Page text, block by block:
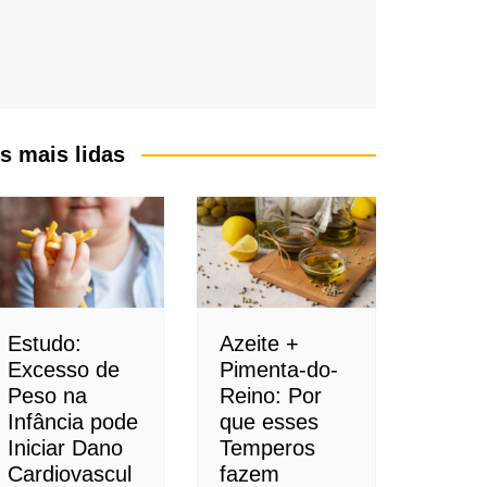
mais lidas
Estudo:
Excesso de
Peso na
Infância pode
Iniciar Dano
Cardiovascul
Azeite +
Pimenta-do-
Reino: Por
que esses
Temperos
fazem